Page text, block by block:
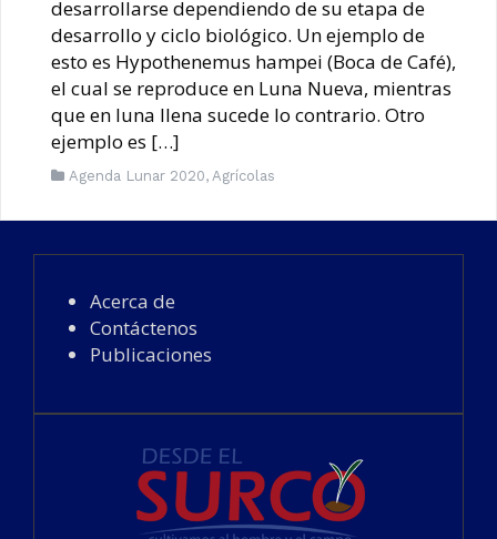
desarrollarse dependiendo de su etapa de
desarrollo y ciclo biológico. Un ejemplo de
esto es Hypothenemus hampei (Boca de Café),
el cual se reproduce en Luna Nueva, mientras
que en luna llena sucede lo contrario. Otro
ejemplo es […]
Agenda Lunar 2020, Agrícolas
Acerca de
Contáctenos
Publicaciones